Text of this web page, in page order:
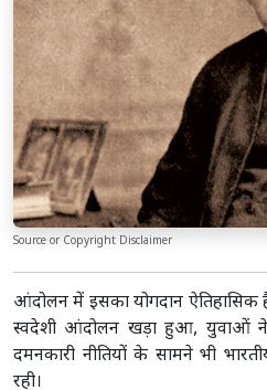
Source or Copyright Disclaimer
आंदोलन में इसका योगदान
स्वदेशी आंदोलन खड़ा हुआ, युवाओं ने
दमनकारी नीतियों के सामने भी
रही।